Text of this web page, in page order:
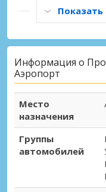
Информация о
Аэропорт
Место
назначения
Группы
автомобилей